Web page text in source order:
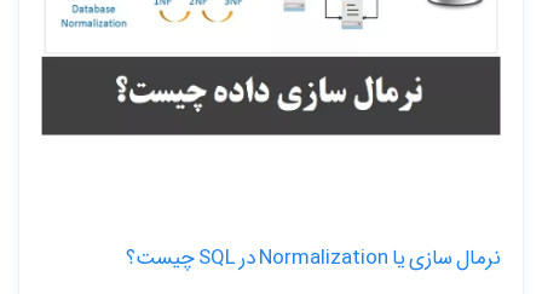
نرمال سازی یا Normalization در SQL چیست؟